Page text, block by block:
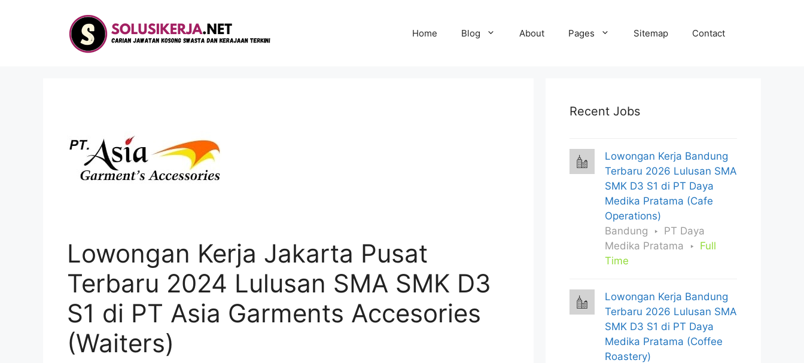
Home Blog About Pages Sitemap Contact
Lowongan Kerja Jakarta Pusat
Terbaru 2024 Lulusan SMA SMK D3
S1 di PT Asia Garments Accesories
(Waiters)
Recent Jobs
Lowongan Kerja Bandung
Terbaru 2026 Lulusan SMA
SMK D3 S1 di PT Daya
Medika Pratama (Cafe
Operations)
Bandung
PT Daya
Medika Pratama
Full
Time
Lowongan Kerja Bandung
Terbaru 2026 Lulusan SMA
SMK D3 S1 di PT Daya
Medika Pratama (Coffee
Roastery)